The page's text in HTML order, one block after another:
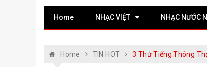
Home NHẠC VIỆT NHẠC NƯỚC
Home TIN HOT 3 Thứ Tiếng Thông